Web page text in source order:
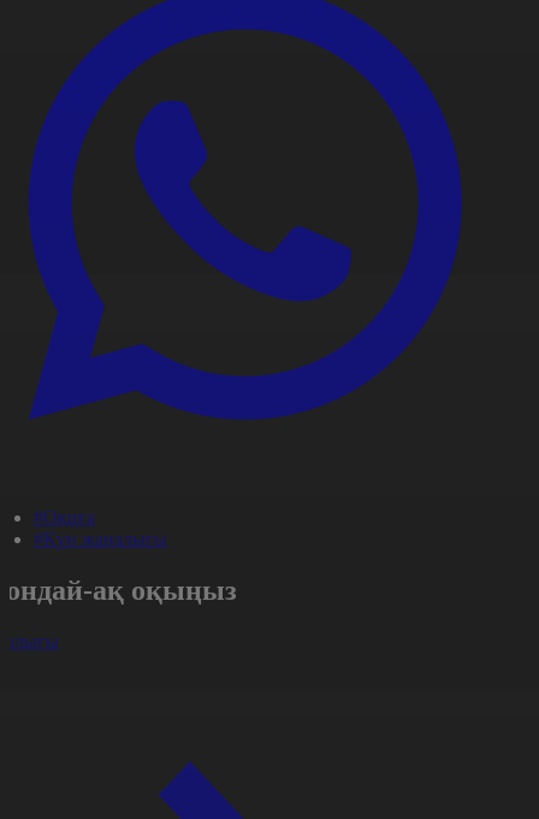
#Оқиға
#Күн жаңалығы
ақ оқыңыз